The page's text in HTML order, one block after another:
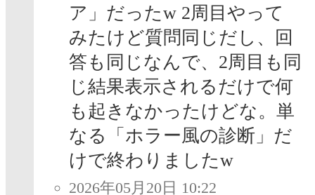
ア」だったw 2周目やって
みたけど質問同じだし、回
答も同じなんで、2周目も同
じ結果表示されるだけで何
も起きなかったけどな。単
なる「ホラー風の診断」だ
けで終わりましたw
2026年05月20日 10:22